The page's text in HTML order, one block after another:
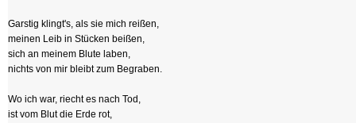
Garstig klingt's, als sie mich reißen,
meinen Leib in Stücken beißen,
sich an meinem Blute laben,
nichts von mir bleibt zum Begraben.
Wo ich war, riecht es nach Tod,
ist vom Blut die Erde rot,